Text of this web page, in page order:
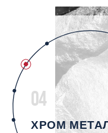
04
ХРОМ